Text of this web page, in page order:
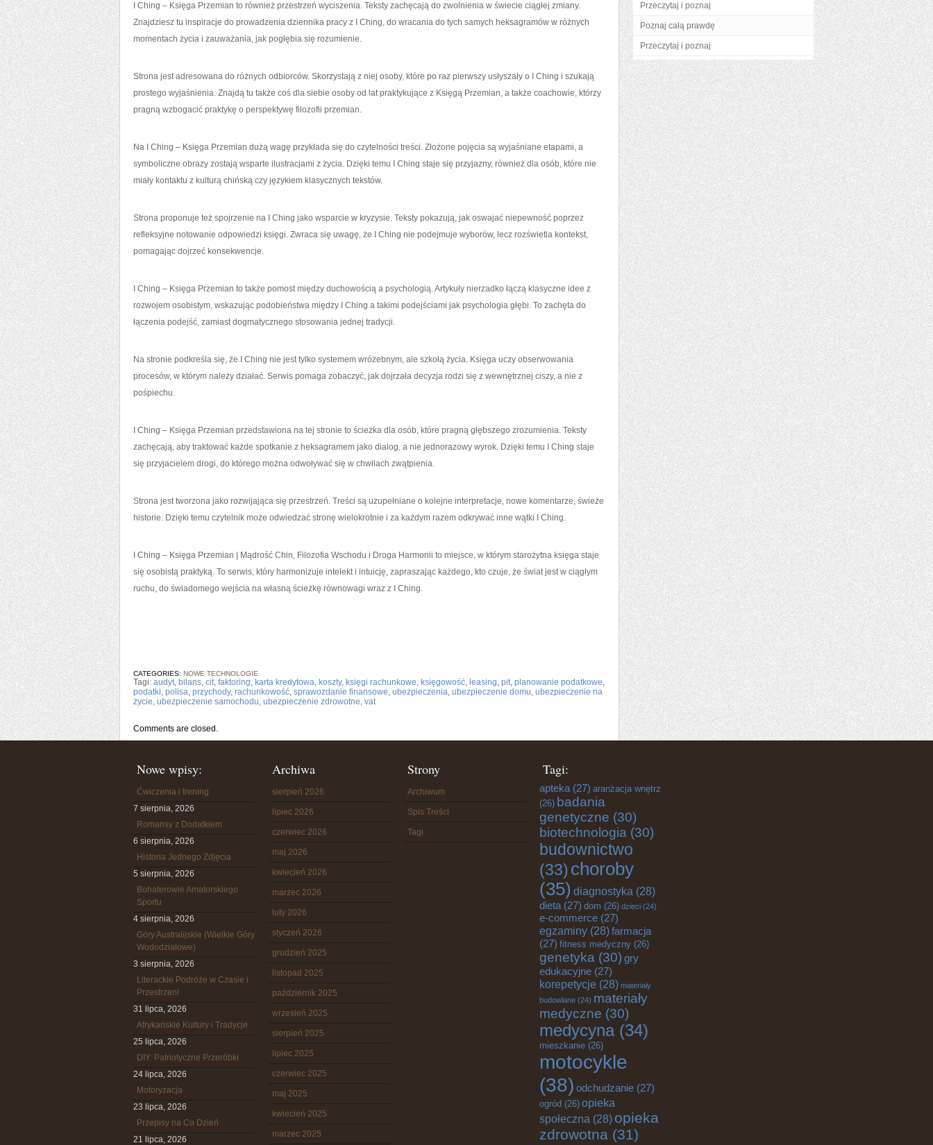
I Ching – Księga Przemian to również przestrzeń wyciszenia. Teksty zachęcają do zwolnienia w świecie ciągłej zmiany.
Znajdziesz tu inspiracje do prowadzenia dziennika pracy z I Ching, do wracania do tych samych heksagramów w różnych
momentach życia i zauważania, jak pogłębia się rozumienie.
Strona jest adresowana do różnych odbiorców. Skorzystają z niej osoby, które po raz pierwszy usłyszały o I Ching i szukają
prostego wyjaśnienia. Znajdą tu także coś dla siebie osoby od lat praktykujące z Księgą Przemian, a także coachowie, którzy
pragną wzbogacić praktykę o perspektywę filozofii przemian.
Na I Ching – Księga Przemian dużą wagę przykłada się do czytelności treści. Złożone pojęcia są wyjaśniane etapami, a
symboliczne obrazy zostają wsparte ilustracjami z życia. Dzięki temu I Ching staje się przyjazny, również dla osób, które nie
miały kontaktu z kulturą chińską czy językiem klasycznych tekstów.
Strona proponuje też spojrzenie na I Ching jako wsparcie w kryzysie. Teksty pokazują, jak oswajać niepewność poprzez
refleksyjne notowanie odpowiedzi księgi. Zwraca się uwagę, że I Ching nie podejmuje wyborów, lecz rozświetla kontekst,
pomagając dojrzeć konsekwencje.
I Ching – Księga Przemian to także pomost między duchowością a psychologią. Artykuły nierzadko łączą klasyczne idee z
rozwojem osobistym, wskazując podobieństwa między I Ching a takimi podejściami jak psychologia głębi. To zachęta do
łączenia podejść, zamiast dogmatycznego stosowania jednej tradycji.
Na stronie podkreśla się, że I Ching nie jest tylko systemem wróżebnym, ale szkołą życia. Księga uczy obserwowania
procesów, w którym należy działać. Serwis pomaga zobaczyć, jak dojrzała decyzja rodzi się z wewnętrznej ciszy, a nie z
pośpiechu.
I Ching – Księga Przemian przedstawiona na tej stronie to ścieżka dla osób, które pragną głębszego zrozumienia. Teksty
zachęcają, aby traktować każde spotkanie z heksagramem jako dialog, a nie jednorazowy wyrok. Dzięki temu I Ching staje
się przyjacielem drogi, do którego można odwoływać się w chwilach zwątpienia.
Strona jest tworzona jako rozwijająca się przestrzeń. Treści są uzupełniane o kolejne interpretacje, nowe komentarze, świeże
historie. Dzięki temu czytelnik może odwiedzać stronę wielokrotnie i za każdym razem odkrywać inne wątki I Ching.
I Ching – Księga Przemian | Mądrość Chin, Filozofia Wschodu i Droga Harmonii to miejsce, w którym starożytna księga staje
się osobistą praktyką. To serwis, który harmonizuje intelekt i intuicję, zapraszając każdego, kto czuje, że świat jest w ciągłym
ruchu, do świadomego wejścia na własną ścieżkę równowagi wraz z I Ching.
CATEGORIES: NOWE TECHNOLOGIE
Tagi: audyt, bilans, cit, faktoring, karta kredytowa, koszty, księgi rachunkowe, księgowość, leasing, pit, planowanie podatkowe,
podatki, polisa, przychody, rachunkowość, sprawozdanie finansowe, ubezpieczenia, ubezpieczenie domu, ubezpieczenie na
życie, ubezpieczenie samochodu, ubezpieczenie zdrowotne, vat
Comments are closed.
Przeczytaj i poznaj
Poznaj całą prawdę
Przeczytaj i poznaj
Nowe wpisy:
Ćwiczenia i trening
7 sierpnia, 2026
Romansy z Dodatkiem
6 sierpnia, 2026
Historia Jednego Zdjęcia
5 sierpnia, 2026
Bohaterowie Amatorskiego
Sportu
4 sierpnia, 2026
Góry Australijskie (Wielkie Góry
Wododziałowe)
3 sierpnia, 2026
Literackie Podróże w Czasie i
Przestrzeni
31 lipca, 2026
Afrykańskie Kultury i Tradycje
25 lipca, 2026
DIY: Patriotyczne Przeróbki
24 lipca, 2026
Motoryzacja
23 lipca, 2026
Przepisy na Co Dzień
21 lipca, 2026
Archiwa
sierpień 2026
lipiec 2026
czerwiec 2026
maj 2026
kwiecień 2026
marzec 2026
luty 2026
styczeń 2026
grudzień 2025
listopad 2025
październik 2025
wrzesień 2025
sierpień 2025
lipiec 2025
czerwiec 2025
maj 2025
kwiecień 2025
marzec 2025
Strony
Archiwum
Spis Treści
Tagi
Tagi:
apteka (27) aranżacja wnętrz
(26) badania
genetyczne (30)
biotechnologia (30)
budownictwo
(33)choroby
(35) diagnostyka (28)
dieta (27) dom (26) dzieci (24)
e-commerce (27)
egzaminy (28)farmacja
(27) fitness medyczny (26)
genetyka (30) gry
edukacyjne (27)
korepetycje (28) materiały
budowlane (24) materiały
medyczne (30)
medycyna(34)
mieszkanie (26)
motocykle
(38) odchudzanie (27)
ogród (26) opieka
społeczna (28) opieka
zdrowotna (31)